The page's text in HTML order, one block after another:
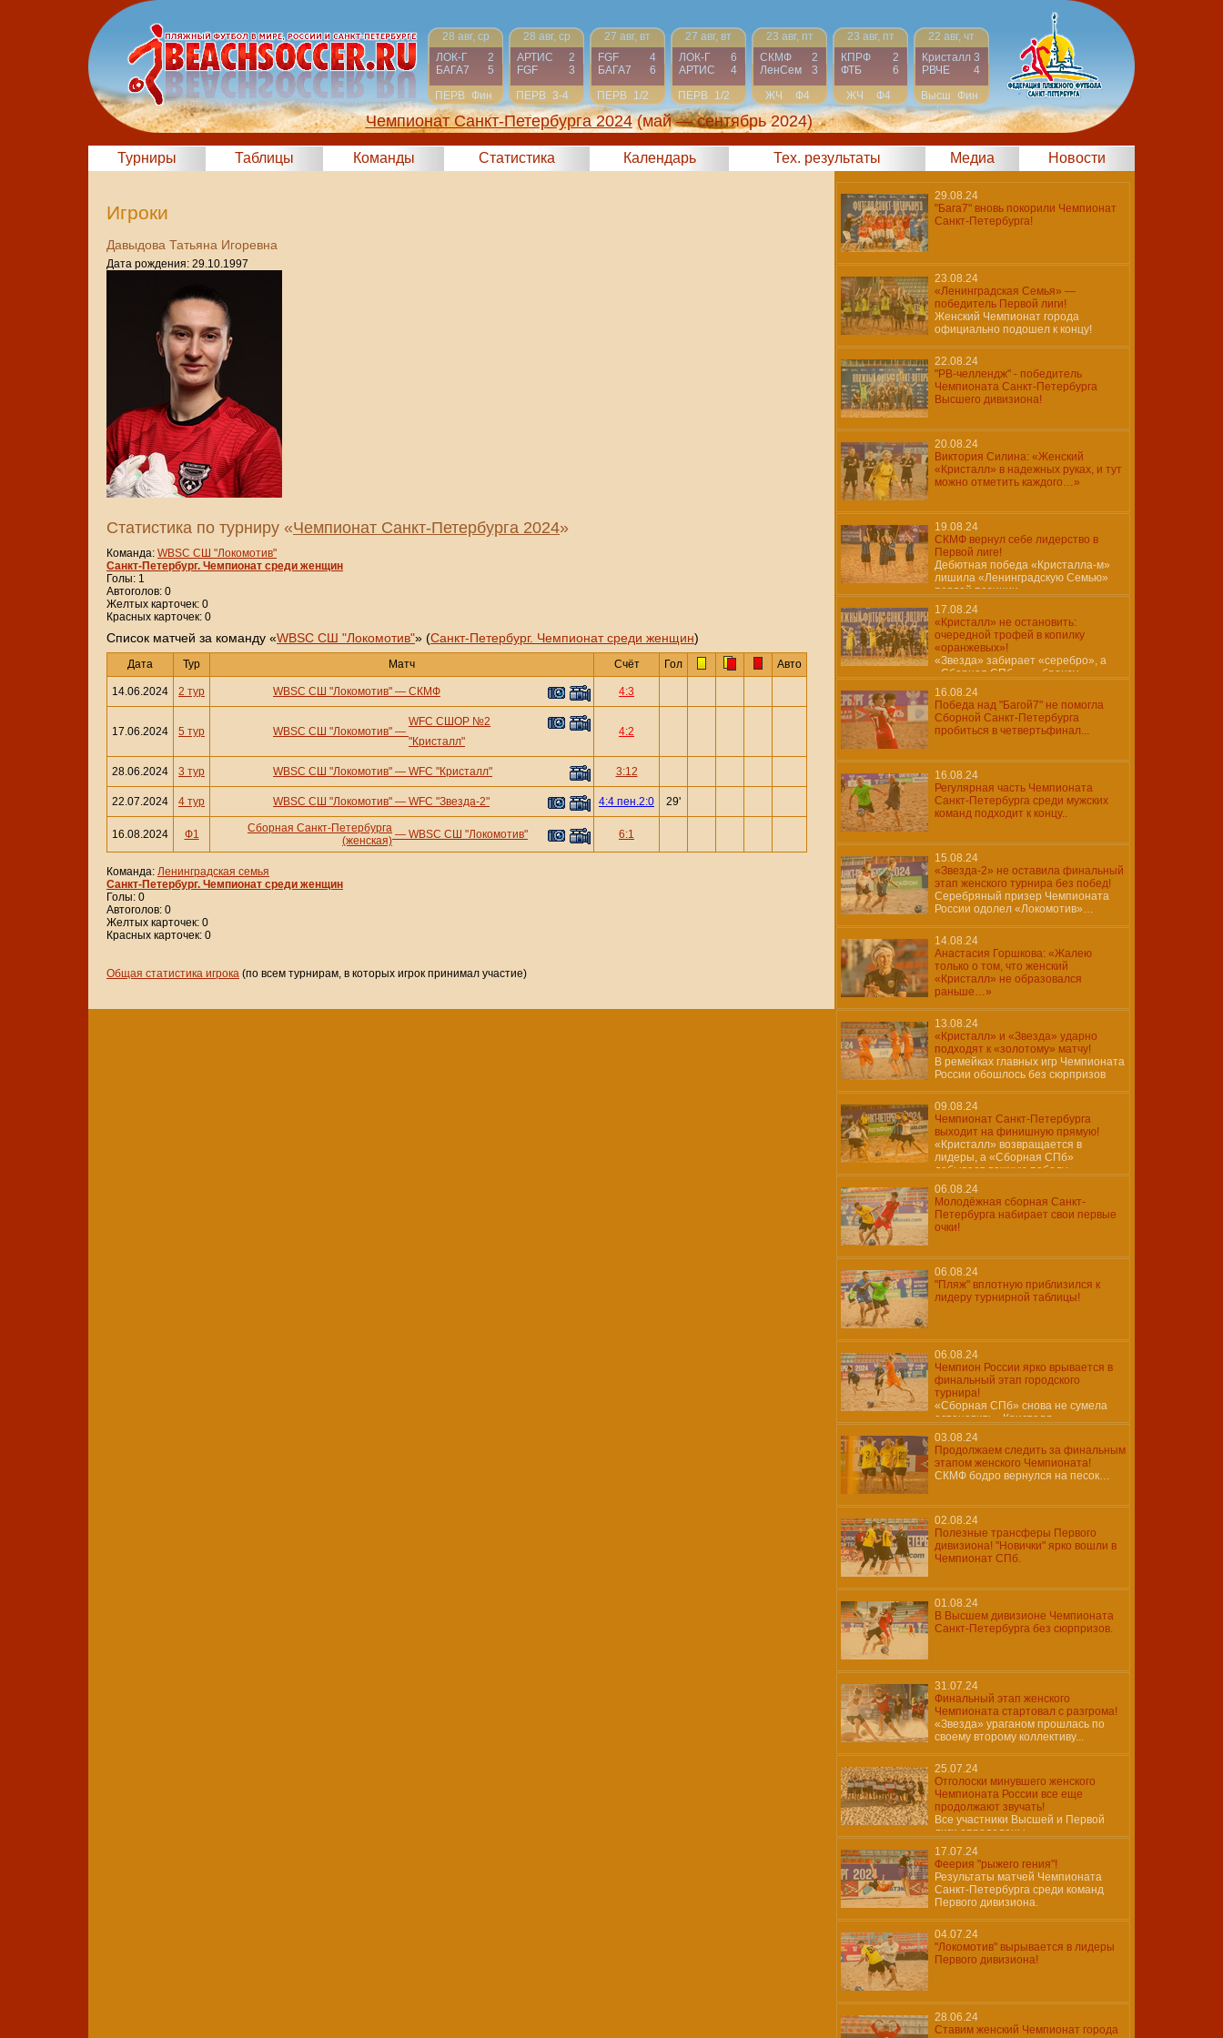
28 авг, ср
ЛОК-Г
2
БАГА7
5
ПЕРВ Фин
28 авг, ср
АРТИС
2
FGF
3
ПЕРВ 3-4
27 авг, вт
FGF
4
БАГА7
6
ПЕРВ
1/2
27 авг, вт
ЛОК-Г
6
АРТИС
4
ПЕРВ
1/2
23 авг, пт
СКМФ
2
ЛенСем
3
ЖЧ
Ф4
23 авг, пт
КПРФ
2
ФТБ
6
ЖЧ
Ф4
22 авг, чт
Кристалл 3
РВЧЕ
4
Высш Фин
Чемпионат Санкт-Петербурга 2024 (май — сентябрь 2024)
Турниры Таблицы Команды Статистика Календарь Тех. результаты Медиа Новости
Игроки
Давыдова Татьяна Игоревна
Дата рождения: 29.10.1997
Статистика по турниру «Чемпионат Санкт-Петербурга 2024»
Команда: WBSC СШ "Локомотив"
Санкт-Петербург. Чемпионат среди женщин
Голы: 1
Автоголов: 0
Желтых карточек: 0
Красных карточек: 0
Cписок матчей за команду «WBSC СШ "Локомотив"» (Санкт-Петербург. Чемпионат среди женщин)
Дата Тур Матч Счёт Гол Авто
14.06.2024 2 тур WBSC СШ "Локомотив" — СКМФ 4:3
17.06.2024 5 тур WBSC СШ "Локомотив" —
WFC СШОР №2
"Кристалл"
4:2
28.06.2024 3 тур WBSC СШ "Локомотив" — WFC "Кристалл" 3:12
22.07.2024 4 тур WBSC СШ "Локомотив" — WFC "Звезда-2" 4:4 пен.2:0 29'
16.08.2024 Ф1
Сборная Санкт-Петербурга
(женская) — WBSC СШ "Локомотив" 6:1
Команда: Ленинградская семья
Санкт-Петербург. Чемпионат среди женщин
Голы: 0
Автоголов: 0
Желтых карточек: 0
Красных карточек: 0
Общая статистика игрока (по всем турнирам, в которых игрок принимал участие)
29.08.24
"Бага7" вновь покорили Чемпионат
Санкт-Петербурга!
23.08.24
«Ленинградская Семья» —
победитель Первой лиги!
Женский Чемпионат города
официально подошел к концу!
22.08.24
"РВ-челлендж" - победитель
Чемпионата Санкт-Петербурга
Высшего дивизиона!
20.08.24
Виктория Силина: «Женский
«Кристалл» в надежных руках, и тут
можно отметить каждого…»
19.08.24
СКМФ вернул себе лидерство в
Первой лиге!
Дебютная победа «Кристалла-м»
лишила «Ленинградскую Семью»
первой позиции…
17.08.24
«Кристалл» не остановить:
очередной трофей в копилку
«оранжевых»!
«Звезда» забирает «серебро», а
«Сборная СПб» — «бронзу»
16.08.24
Победа над "Багой7" не помогла
Сборной Санкт-Петербурга
пробиться в четвертьфинал...
16.08.24
Регулярная часть Чемпионата
Санкт-Петербурга среди мужских
команд подходит к концу..
15.08.24
«Звезда-2» не оставила финальный
этап женского турнира без побед!
Серебряный призер Чемпионата
России одолел «Локомотив»…
14.08.24
Анастасия Горшкова: «Жалею
только о том, что женский
«Кристалл» не образовался
раньше…»
13.08.24
«Кристалл» и «Звезда» ударно
подходят к «золотому» матчу!
В ремейках главных игр Чемпионата
России обошлось без сюрпризов
09.08.24
Чемпионат Санкт-Петербурга
выходит на финишную прямую!
«Кристалл» возвращается в
лидеры, а «Сборная СПб»
добывает важную победу…
06.08.24
Молодёжная сборная Санкт-
Петербурга набирает свои первые
очки!
06.08.24
"Пляж" вплотную приблизился к
лидеру турнирной таблицы!
06.08.24
Чемпион России ярко врывается в
финальный этап городского
турнира!
«Сборная СПб» снова не сумела
остановить «Кристалл»…
03.08.24
Продолжаем следить за финальным
этапом женского Чемпионата!
СКМФ бодро вернулся на песок…
02.08.24
Полезные трансферы Первого
дивизиона! "Новички" ярко вошли в
Чемпионат СПб.
01.08.24
В Высшем дивизионе Чемпионата
Санкт-Петербурга без сюрпризов.
31.07.24
Финальный этап женского
Чемпионата стартовал с разгрома!
«Звезда» ураганом прошлась по
своему второму коллективу...
25.07.24
Отголоски минувшего женского
Чемпионата России все еще
продолжают звучать!
Все участники Высшей и Первой
лиги определены…
17.07.24
Феерия "рыжего гения"!
Результаты матчей Чемпионата
Санкт-Петербурга среди команд
Первого дивизиона.
04.07.24
"Локомотив" вырывается в лидеры
Первого дивизиона!
28.06.24
Ставим женский Чемпионат города